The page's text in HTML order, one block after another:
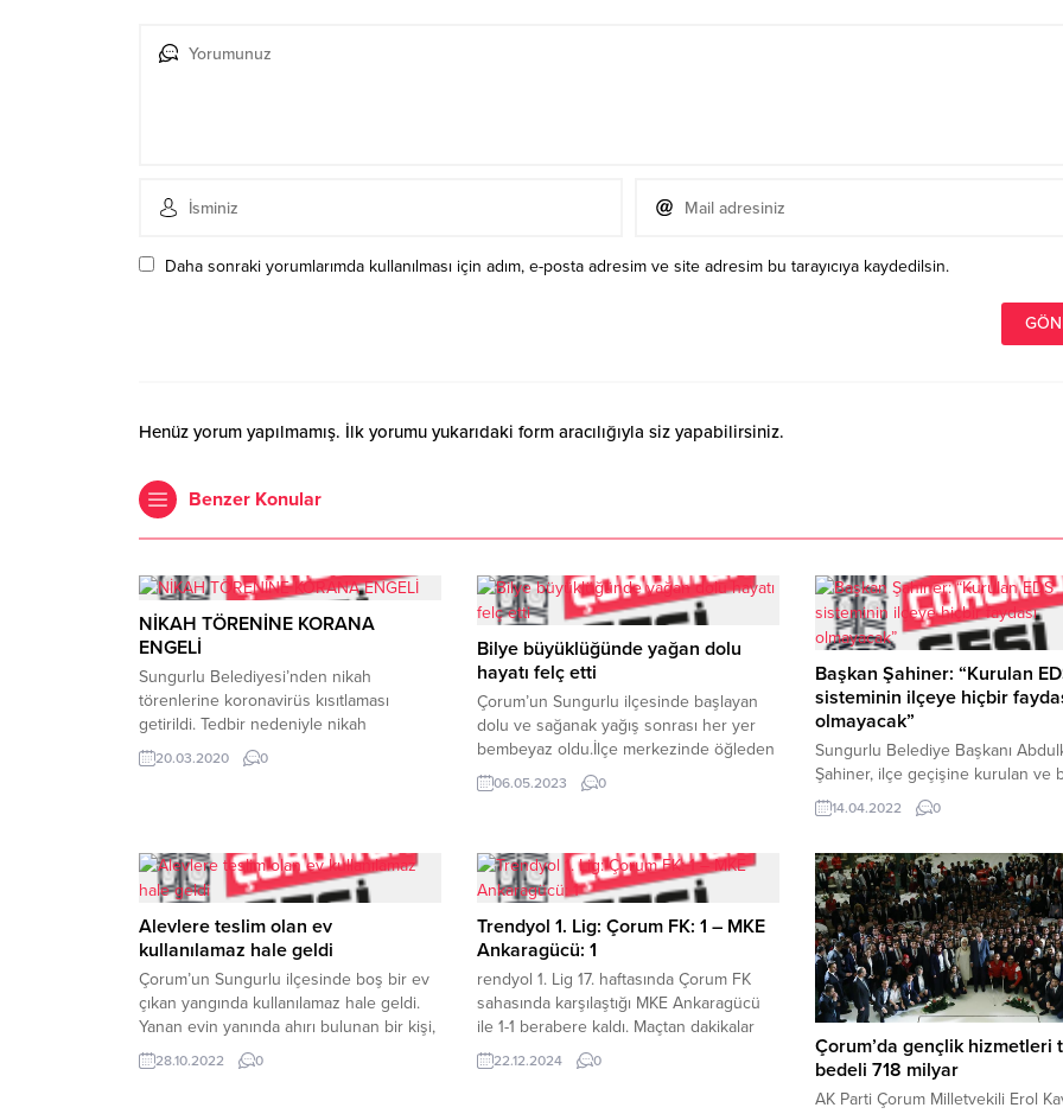
Daha sonraki yorumlarımda kullanılması için adım, e-posta adresim ve site adresim bu tarayıcıya kaydedilsin.
Henüz yorum yapılmamış. İlk yorumu yukarıdaki form aracılığıyla siz yapabilirsiniz.
Benzer Konular
NİKAH TÖRENİNE KORANA
ENGELİ
Sungurlu Belediyesi’nden nikah
törenlerine koronavirüs kısıtlaması
getirildi. Tedbir nedeniyle nikah
törenlerine davetli alınmayacağı
bildirildi.Sungurlu Belediyesi salon ve dış
Belediye Nikah Salonu’nda yapılan nikah
işlemleri sadece gelin, damat ve
bildirildi. (İHA) REKLAM...
20.03.2020 0
Bilye büyüklüğünde yağan dolu
hayatı felç etti
Çorum’un Sungurlu ilçesinde başlayan
dolu ve sağanak yağış sonrası her yer
bembeyaz oldu.İlçe merkezinde öğleden
sonra başlayan şiddetli dolu ve yağmur
yağışı sonrası yüksek kesimler beyaza
kaplandı.İlçede yaşanan dolu ve sel
baskını, amatör kameralar tarafından
görüntülendi. Sel suları nedeniyle
dereler...
06.05.2023 0
Başkan Şahiner: “Kurulan
sisteminin ilçeye hiçbir
olmayacak”
Sungurlu Belediye Başkanı
Şahiner, ilçe geçişine kurulan ve
gün içerisinde devreye girecek
sisteminin, Sungurlu’ya hiçbir
Sungurlu-Çorum karayoluna çift
araçların hız tespitini yapmak için
EDS’nin ardından,
talepler üzerine sistemin ilçe
kapsayacak şekilde
yönünde söz verdiğini hatırlatan...
14.04.2022 0
Alevlere teslim olan ev
kullanılamaz hale geldi
Çorum’un Sungurlu ilçesinde boş bir ev
çıkan yangında kullanılamaz hale geldi.
Yanan evin yanında ahırı bulunan bir kişi,
inekleri ahırdan çıkarırken kafasına
kiremit düşmesi sonucu
28.10.2022 0
Trendyol 1. Lig: Çorum FK: 1 – MKE
Ankaragücü: 1
rendyol 1. Lig 17. haftasında Çorum FK
sahasında karşılaştığı MKE Ankaragücü
ile 1-1 berabere kaldı. Maçtan dakikalar
39. dakikada Atakan Akkaynak, Yusuf
Emre Gültekin’e yaptığı sert müdahale
22.12.2024 0
Çorum’da gençlik hizmetleri
bedeli 718 milyar
AK Parti Çorum Milletvekili Erol